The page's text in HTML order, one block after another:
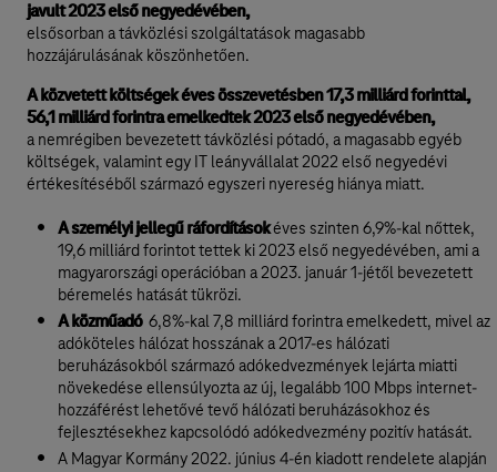
javult 2023 első negyedévében,
elsősorban a távközlési szolgáltatások magasabb
hozzájárulásának köszönhetően.
A közvetett költségek éves összevetésben 17,3 milliárd forinttal,
56,1 milliárd forintra emelkedtek 2023 első negyedévében,
a nemrégiben bevezetett távközlési pótadó, a magasabb egyéb
költségek, valamint egy IT leányvállalat 2022 első negyedévi
értékesítéséből származó egyszeri nyereség hiánya miatt.
A személyi jellegű ráfordításokéves szinten 6,9%-kal nőttek,
19,6 milliárd forintot tettek ki 2023 első negyedévében, ami a
magyarországi operációban a 2023. január 1-jétől bevezetett
béremelés hatását tükrözi.
A közműadó6,8%-kal 7,8 milliárd forintra emelkedett, mivel az
adóköteles hálózat hosszának a 2017-es hálózati
beruházásokból származó adókedvezmények lejárta miatti
növekedése ellensúlyozta az új, legalább 100 Mbps internet-
hozzáférést lehetővé tevő hálózati beruházásokhoz és
fejlesztésekhez kapcsolódó adókedvezmény pozitív hatását.
A Magyar Kormány 2022. június 4-én kiadott rendelete alapján